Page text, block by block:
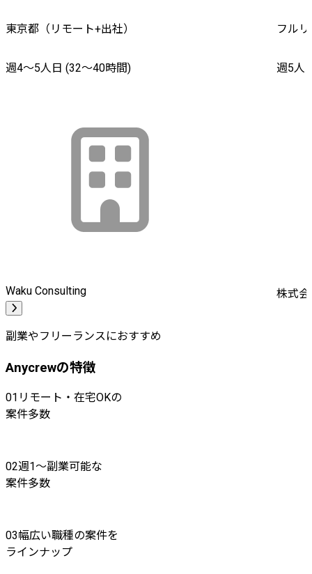
東京都（リモート+出社）
週4〜5人日 (32〜40時間)
Waku Consulting
フル
週5人
株式
副業やフリーランスにおすすめ
Anycrewの特徴
01 リモート・在宅OKの
案件多数
02週1〜副業可能な
案件多数
03幅広い職種の案件を
ラインナップ